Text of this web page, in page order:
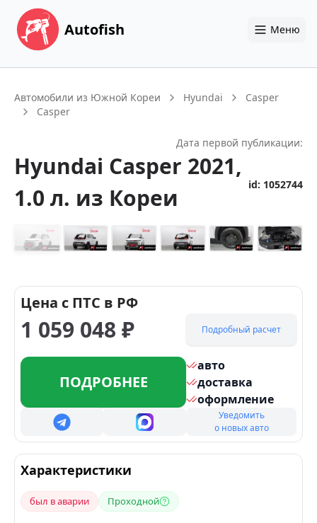
Autofish Меню
Автомобили из Южной Кореи Hyundai
Casper
Casper
Дата первой публикации:
Hyundai Casper 2021,
1.0 л. из Кореи id: 1052744
Цена с ПТС в РФ
1 059 048 ₽ Подробный расчет
ПОДРОБНЕЕ
авто
доставка
оформление
Уведомить
о новых авто
Характеристики
был в аварии Проходной